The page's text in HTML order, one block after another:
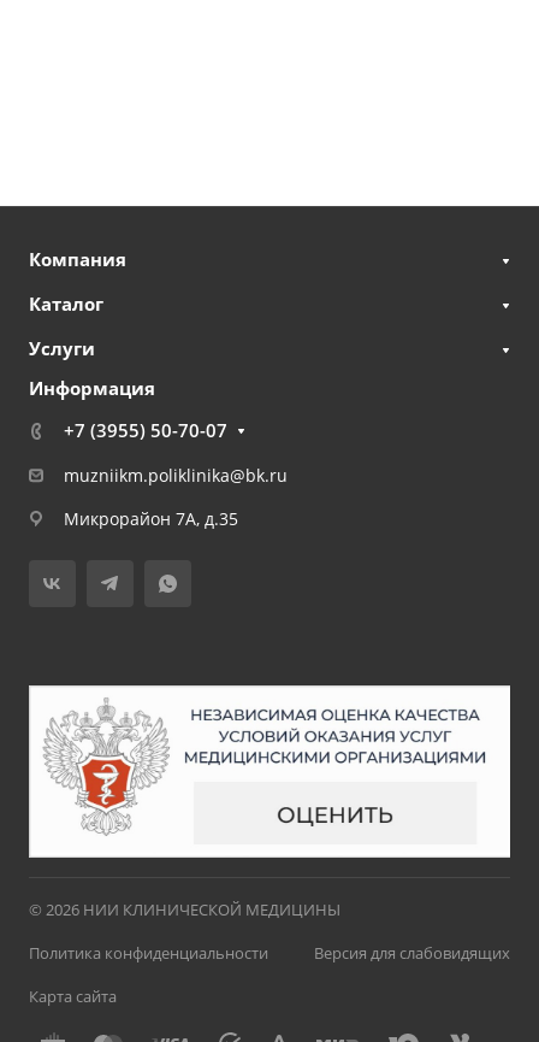
Компания
Каталог
Услуги
Информация
+7 (3955) 50-70-07
muzniikm.poliklinika@bk.ru
Микрорайон 7А, д.35
© 2026 НИИ КЛИНИЧЕСКОЙ МЕДИЦИНЫ
Политика конфиденциальности
Версия для слабовидящих
Карта сайта